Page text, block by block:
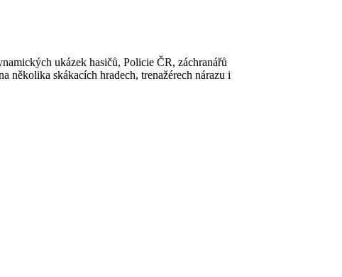
ukázek hasičů, Policie ČR, záchranářů
několika skákacích hradech, trenažérech nárazu i